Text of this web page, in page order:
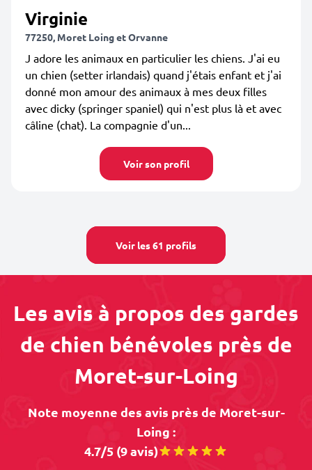
Virginie
77250, Moret Loing et Orvanne
J adore les animaux en particulier les chiens. J'ai eu
un chien (setter irlandais) quand j'étais enfant et j'ai
donné mon amour des animaux à mes deux filles
avec dicky (springer spaniel) qui n'est plus là et avec
câline (chat). La compagnie d'un...
Voir son profil
Voir les 61 profils
Les avis à propos des gardes
de chien bénévoles près de
Moret-sur-Loing
Note moyenne des avis près de Moret-sur-
Loing :
4.7/5 (9 avis)